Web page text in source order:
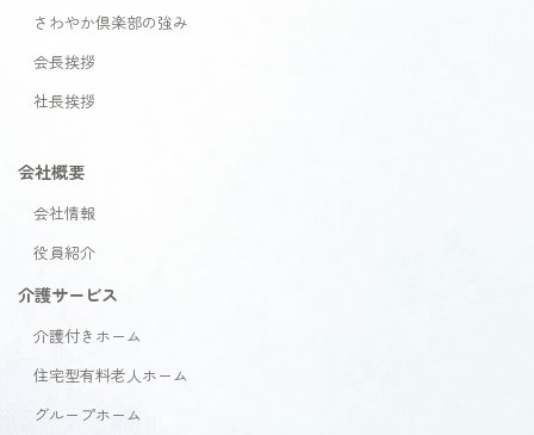
さわやか倶楽部の強み
会長挨拶
社長挨拶
会社概要
会社情報
役員紹介
介護サービス
介護付きホーム
住宅型有料老人ホーム
グループホーム